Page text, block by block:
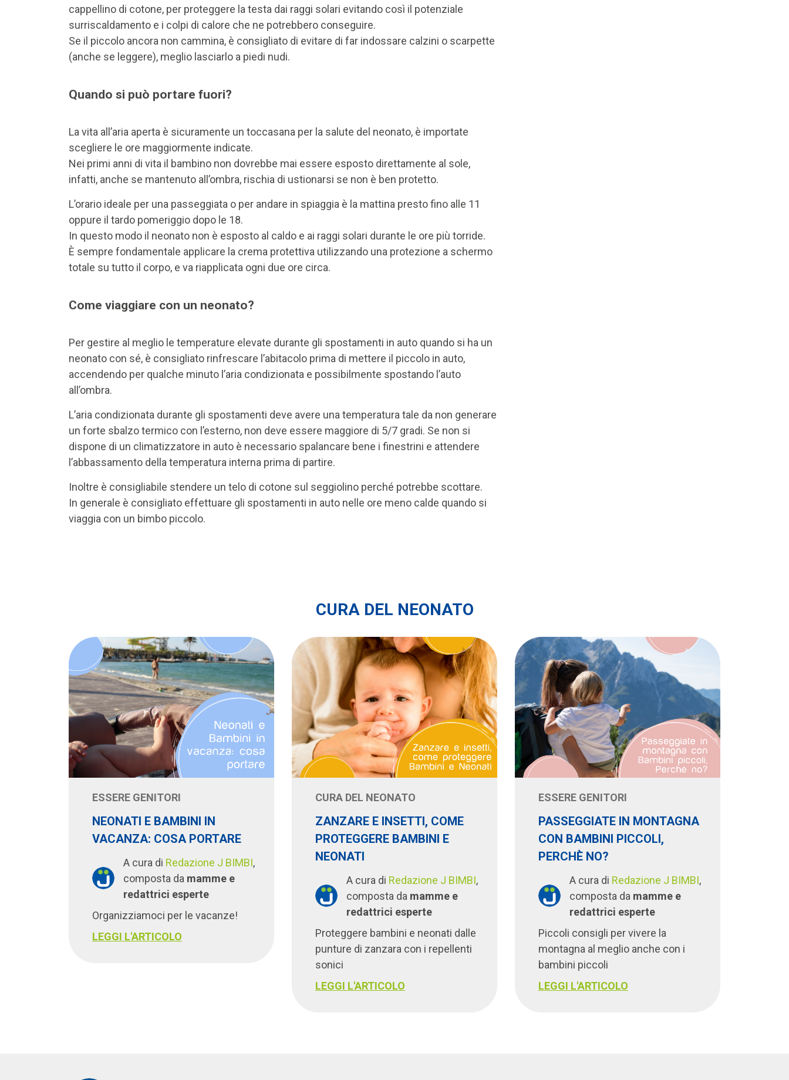
cappellino di cotone, per proteggere la testa dai raggi solari evitando così il potenziale
surriscaldamento e i colpi di calore che ne potrebbero conseguire.
Se il piccolo ancora non cammina, è consigliato di evitare di far indossare calzini o scarpette
(anche se leggere), meglio lasciarlo a piedi nudi.
Quando si può portare fuori?
La vita all’aria aperta è sicuramente un toccasana per la salute del neonato, è importate
scegliere le ore maggiormente indicate.
Nei primi anni di vita il bambino non dovrebbe mai essere esposto direttamente al sole,
infatti, anche se mantenuto all’ombra, rischia di ustionarsi se non è ben protetto.
L’orario ideale per una passeggiata o per andare in spiaggia è la mattina presto fino alle 11
oppure il tardo pomeriggio dopo le 18.
In questo modo il neonato non è esposto al caldo e ai raggi solari durante le ore più torride.
È sempre fondamentale applicare la crema protettiva utilizzando una protezione a schermo
totale su tutto il corpo, e va riapplicata ogni due ore circa.
Come viaggiare con un neonato?
Per gestire al meglio le temperature elevate durante gli spostamenti in auto quando si ha un
neonato con sé, è consigliato rinfrescare l’abitacolo prima di mettere il piccolo in auto,
accendendo per qualche minuto l’aria condizionata e possibilmente spostando l’auto
all’ombra.
L’aria condizionata durante gli spostamenti deve avere una temperatura tale da non generare
un forte sbalzo termico con l’esterno, non deve essere maggiore di 5/7 gradi. Se non si
dispone di un climatizzatore in auto è necessario spalancare bene i finestrini e attendere
l’abbassamento della temperatura interna prima di partire.
Inoltre è consigliabile stendere un telo di cotone sul seggiolino perché potrebbe scottare.
In generale è consigliato effettuare gli spostamenti in auto nelle ore meno calde quando si
viaggia con un bimbo piccolo.
CURA DEL NEONATO
ESSERE GENITORI
NEONATI E BAMBINI IN
VACANZA: COSA PORTARE
A cura di Redazione J BIMBI,
composta da mamme e
redattrici esperte
Organizziamoci per le vacanze!
LEGGI L'ARTICOLO
CURA DEL NEONATO
ZANZARE E INSETTI, COME
PROTEGGERE BAMBINI E
NEONATI
A cura di Redazione J BIMBI,
composta da mamme e
redattrici esperte
Proteggere bambini e neonati dalle
punture di zanzara con i repellenti
sonici
LEGGI L'ARTICOLO
ESSERE GENITORI
PASSEGGIATE IN MONTAGNA
CON BAMBINI PICCOLI,
PERCHÈ NO?
A cura di Redazione J BIMBI,
composta da mamme e
redattrici esperte
Piccoli consigli per vivere la
montagna al meglio anche con i
bambini piccoli
LEGGI L'ARTICOLO